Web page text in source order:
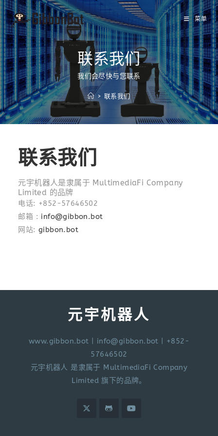
菜单
联系我们
我们会尽快与您联系
> 联系我们
联系我们
元宇机器人是隶属于 MultimediaFi Company
Limited 的品牌
电话: +852-57646502
邮箱 : info@gibbon.bot
网站: gibbon.bot
元宇机器人
www.gibbon.bot info@gibbon.bot | +852-
57646502
元宇机器人 是隶属于 MultimediaFi Company
Limited 旗下的品牌。